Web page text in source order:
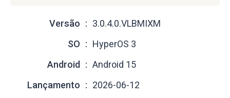
Versão
3.0.4.0.VLBMIXM
SO
HyperOS 3
Android
Android 15
Lançamento
2026-06-12